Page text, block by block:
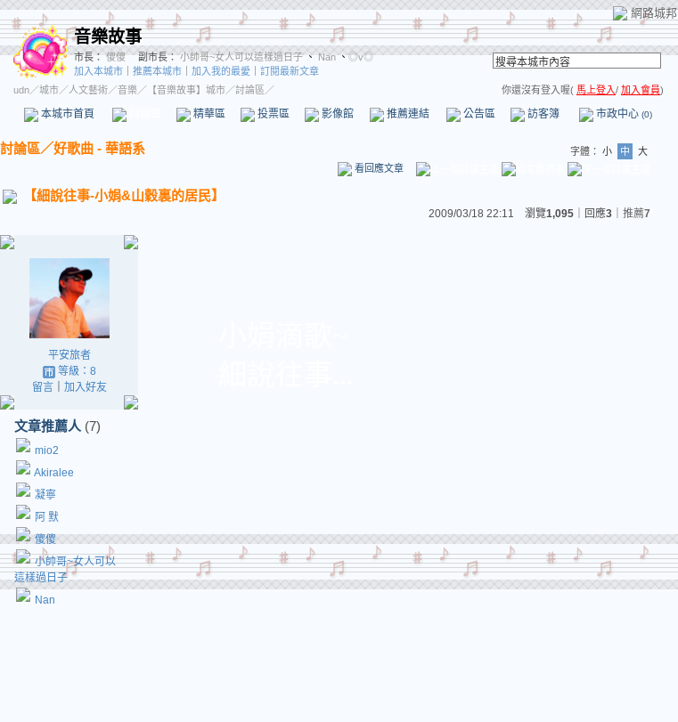
網路城邦
音樂故事
市長： 傻傻 副市長： 小帥哥~女人可以這樣過日子、 Nan、◎v◎
加入本城市
推薦本城市 加入我的最愛
訂閱最新文章
udn／城市／人文藝術／音樂／ 【音樂故事】城市／討論區／ 你還沒有登入喔( 馬上登入/ 加入會員)
本城市首頁 精華區 投票區 影像館 推薦連結 公告區 訪客簿 市政中心 (0)
討論區／好歌曲 - 華語系 字體： 小 中
大
看回應文章
【細說往事-小娟&山穀裏的居民】
2009/03/18 22:11 瀏覽1,095 ｜回應3 推薦7
平安旅者
等級：8
留言｜ 加入好友
文章推薦人 (7)
mio2
Akiralee
凝寧
阿 默
傻傻
小帥哥~女人可以
這樣過日子
Nan